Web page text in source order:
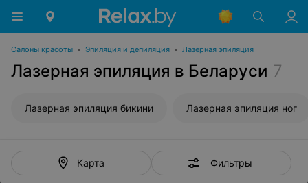
Салоны красоты • Эпиляция и депиляция • Лазерная эпиляция
Лазерная эпиляция в Беларуси 7
Лазерная эпиляция бикини Лазерная эпиляция ног
Карта Фильтры